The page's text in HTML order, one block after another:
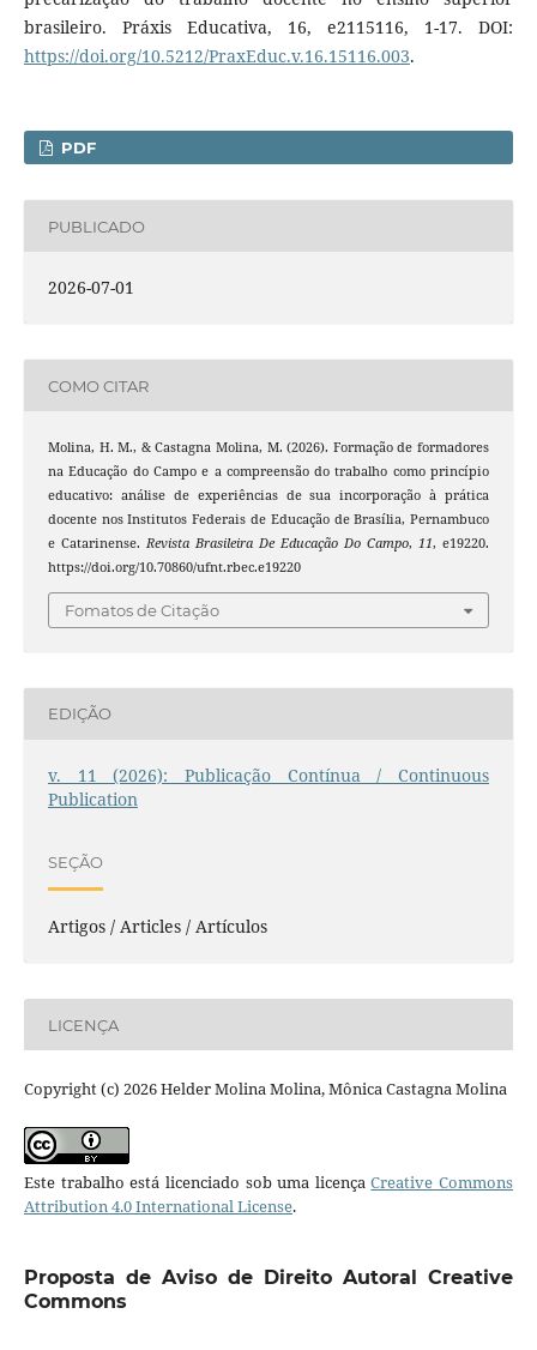
brasileiro. Práxis Educativa, 16, e2115116, 1-17. DOI:
https://doi.org/10.5212/PraxEduc.v.16.15116.003.
PDF
PUBLICADO
2026-07-01
COMO CITAR
Molina, H. M., & Castagna Molina, M. (2026). Formação de formadores
na Educação do Campo e a compreensão do trabalho como princípio
educativo: análise de experiências de sua incorporação à prática
docente nos Institutos Federais de Educação de Brasília, Pernambuco
e Catarinense. Revista Brasileira De Educação Do Campo,11, e19220.
https://doi.org/10.70860/ufnt.rbec.e19220
Fomatos de Citação
EDIÇÃO
v. 11 (2026): Publicação Contínua / Continuous
Publication
SEÇÃO
Artigos / Articles / Artículos
LICENÇA
Copyright (c) 2026 Helder Molina Molina, Mônica Castagna Molina
Este trabalho está licenciado sob uma licençaCreative Commons
Attribution 4.0 International License.
Proposta de Aviso de Direito Autoral Creative
Commons